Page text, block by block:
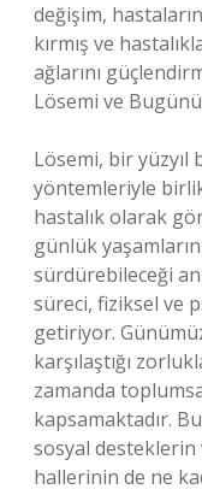
değişim,
kırmış ve
ağlarını
Lösemi ve
Lösemi, bir yüzyıl
yöntemleriyle
hastalık olarak
günlük
sürdürebileceği
süreci, fiziksel ve
getiriyor.
karşılaştığı
zamanda
kapsamaktadır.
sosyal desteklerin
hallerinin de ne